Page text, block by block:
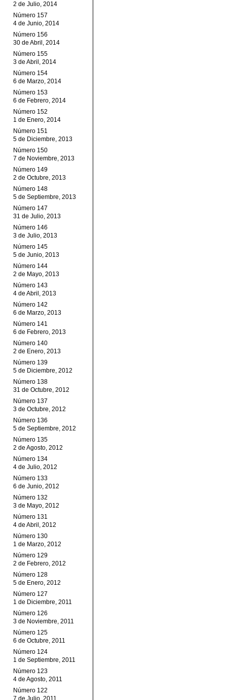
2 de Julio, 2014
Número 157
4 de Junio, 2014
Número 156
30 de Abril, 2014
Número 155
3 de Abril, 2014
Número 154
6 de Marzo, 2014
Número 153
6 de Febrero, 2014
Número 152
1 de Enero, 2014
Número 151
5 de Diciembre, 2013
Número 150
7 de Noviembre, 2013
Número 149
2 de Octubre, 2013
Número 148
5 de Septiembre, 2013
Número 147
31 de Julio, 2013
Número 146
3 de Julio, 2013
Número 145
5 de Junio, 2013
Número 144
2 de Mayo, 2013
Número 143
4 de Abril, 2013
Número 142
6 de Marzo, 2013
Número 141
6 de Febrero, 2013
Número 140
2 de Enero, 2013
Número 139
5 de Diciembre, 2012
Número 138
31 de Octubre, 2012
Número 137
3 de Octubre, 2012
Número 136
5 de Septiembre, 2012
Número 135
2 de Agosto, 2012
Número 134
4 de Julio, 2012
Número 133
6 de Junio, 2012
Número 132
3 de Mayo, 2012
Número 131
4 de Abril, 2012
Número 130
1 de Marzo, 2012
Número 129
2 de Febrero, 2012
Número 128
5 de Enero, 2012
Número 127
1 de Diciembre, 2011
Número 126
3 de Noviembre, 2011
Número 125
6 de Octubre, 2011
Número 124
1 de Septiembre, 2011
Número 123
4 de Agosto, 2011
Número 122
7 de Julio, 2011